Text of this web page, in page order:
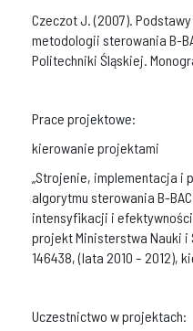
Czeczot J. (2007).
metodologii sterowania B-
Politechniki Śląskiej.
Prace projektowe:
kierowanie projektami
„Strojenie, implementacja i
algorytmu sterowania B-
intensyfikacji i
projekt Ministerstwa Nauki i
146438, (lata 2010 – 2012),
Uczestnictwo w projektach: